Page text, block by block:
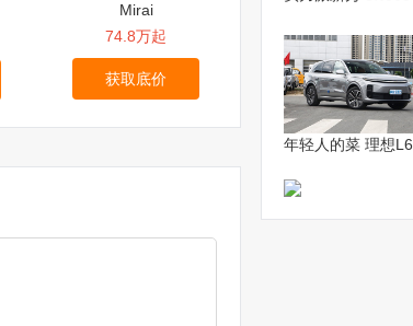
Mirai
74.8万起
获取底价
年轻人的菜 理想L6